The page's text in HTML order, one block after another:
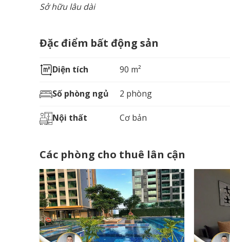
Sở hữu lâu dài
Đặc điểm bất động sản
Diện tích 90 m²
Số phòng ngủ 2 phòng
Nội thất Cơ bản
Các phòng cho thuê lân cận